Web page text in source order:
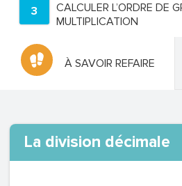
3
CALCULER L’ORDRE DE
MULTIPLICATION
À SAVOIR REFAIRE
La division décimale